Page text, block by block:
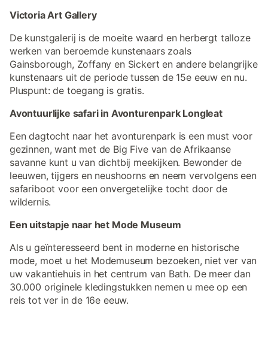
Victoria Art Gallery
De kunstgalerij is de moeite waard en herbergt talloze
werken van beroemde kunstenaars zoals
Gainsborough, Zoffany en Sickert en andere belangrijke
kunstenaars uit de periode tussen de 15e eeuw en nu.
Pluspunt: de toegang is gratis.
Avontuurlijke safari in Avonturenpark Longleat
Een dagtocht naar het avonturenpark is een must voor
gezinnen, want met de Big Five van de Afrikaanse
savanne kunt u van dichtbij meekijken. Bewonder de
leeuwen, tijgers en neushoorns en neem vervolgens een
safariboot voor een onvergetelijke tocht door de
wildernis.
Een uitstapje naar het Mode Museum
Als u geïnteresseerd bent in moderne en historische
mode, moet u het Modemuseum bezoeken, niet ver van
uw vakantiehuis in het centrum van Bath. De meer dan
30.000 originele kledingstukken nemen u mee op een
reis tot ver in de 16e eeuw.